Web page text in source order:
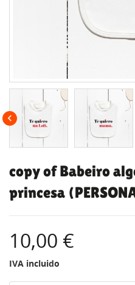

copy of Babeiro
princesa
10,00 €
IVA incluido